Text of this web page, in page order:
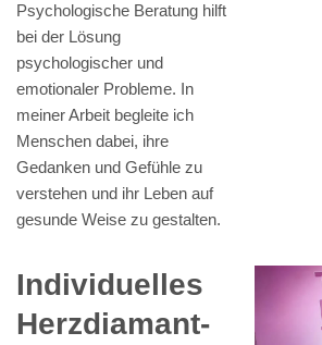
Psychologische Beratung hilft
bei der Lösung
psychologischer und
emotionaler Probleme. In
meiner Arbeit begleite ich
Menschen dabei, ihre
Gedanken und Gefühle zu
verstehen und ihr Leben auf
gesunde Weise zu gestalten.
Individuelles
Herzdiamant-